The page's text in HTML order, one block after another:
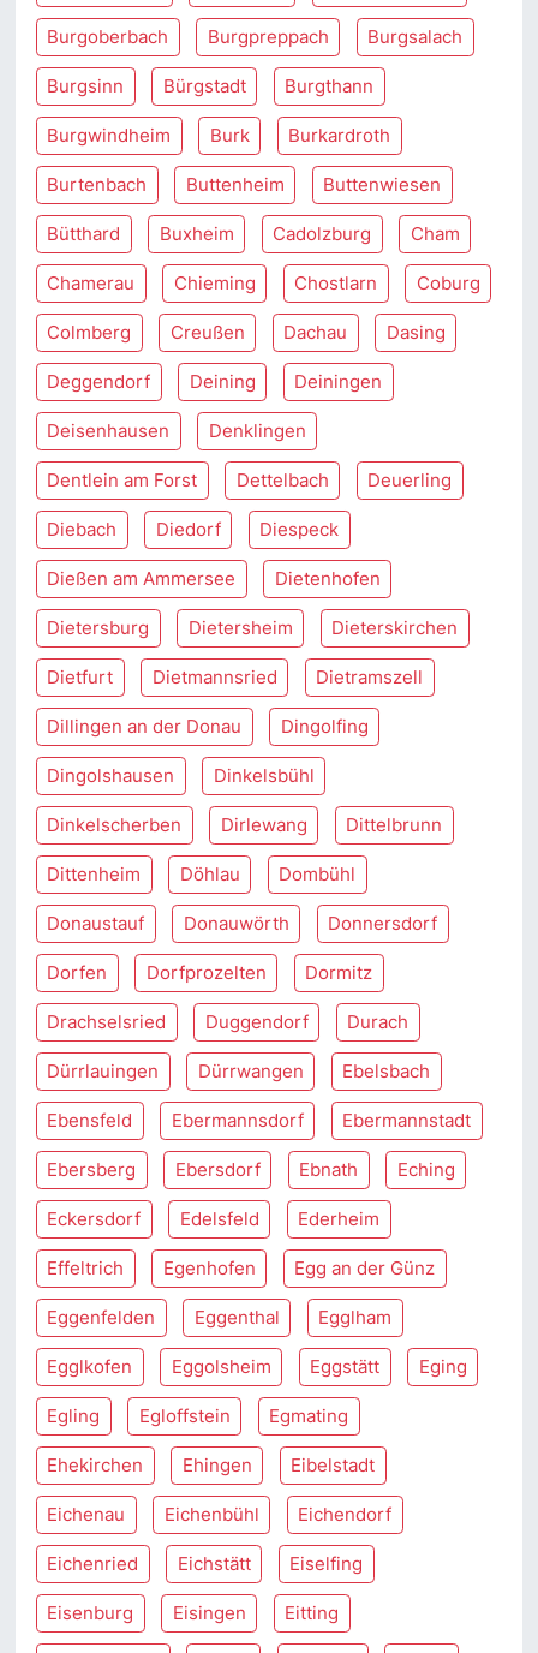
Burgoberbach Burgpreppach Burgsalach
Burgsinn Bürgstadt Burgthann
Burgwindheim Burk Burkardroth
Burtenbach Buttenheim Buttenwiesen
Bütthard Buxheim Cadolzburg Cham
Chamerau Chieming Chostlarn Coburg
Colmberg Creußen Dachau Dasing
Deggendorf Deining Deiningen
Deisenhausen Denklingen
Dentlein am Forst Dettelbach Deuerling
Diebach Diedorf Diespeck
Dießen am Ammersee Dietenhofen
Dietersburg Dietersheim Dieterskirchen
Dietfurt Dietmannsried Dietramszell
Dillingen an der Donau Dingolfing
Dingolshausen Dinkelsbühl
Dinkelscherben Dirlewang Dittelbrunn
Dittenheim Döhlau Dombühl
Donaustauf Donauwörth Donnersdorf
Dorfen Dorfprozelten Dormitz
Drachselsried Duggendorf Durach
Dürrlauingen Dürrwangen Ebelsbach
Ebensfeld Ebermannsdorf Ebermannstadt
Ebersberg Ebersdorf Ebnath Eching
Eckersdorf Edelsfeld Ederheim
Effeltrich Egenhofen Egg an der Günz
Eggenfelden Eggenthal Egglham
Egglkofen Eggolsheim Eggstätt Eging
Egling Egloffstein Egmating
Ehekirchen Ehingen Eibelstadt
Eichenau Eichenbühl Eichendorf
Eichenried Eichstätt Eiselfing
Eisenburg Eisingen Eitting